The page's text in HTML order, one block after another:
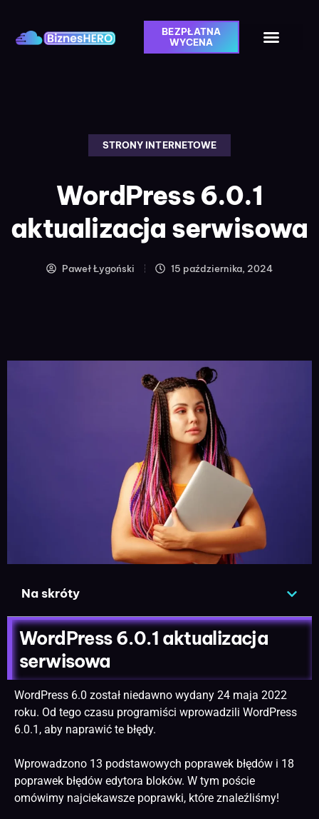
BEZPŁATNA
WYCENA
STRONY INTERNETOWE
WordPress 6.0.1
aktualizacja serwisowa
Paweł Łygoński 15 października, 2024
Na skróty
WordPress 6.0.1 aktualizacja
serwisowa
WordPress 6.0 został niedawno wydany 24 maja 2022
roku. Od tego czasu programiści wprowadzili WordPress
6.0.1, aby naprawić te błędy.
Wprowadzono 13 podstawowych poprawek błędów i 18
poprawek błędów edytora bloków. W tym poście
omówimy najciekawsze poprawki, które znaleźliśmy!